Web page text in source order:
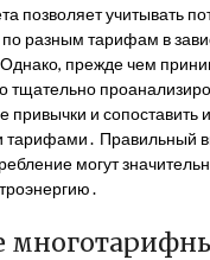
позволяет учитывать
по разным тарифам в
Однако, прежде чем
тщательно
привычки и сопоставить
тарифами․ Правильный
могут